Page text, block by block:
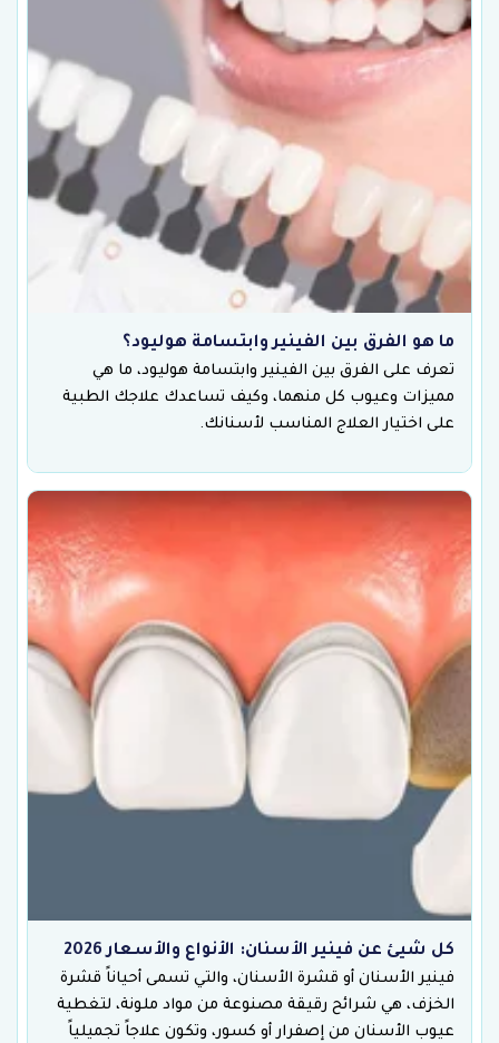
ما هو الفرق بين الفينير وابتسامة هوليود؟
تعرف على الفرق بين الفينير وابتسامة هوليود، ما هي
مميزات وعيوب كل منهما، وكيف تساعدك علاجك الطبية
على اختيار العلاج المناسب لأسنانك.
كل شيئ عن فينير الأسنان: الأنواع والأسعار 2026
فينير الأسنان أو قشرة الأسنان، والتي تسمى أحياناً قشرة
الخزف، هي شرائح رقيقة مصنوعة من مواد ملونة، لتغطية
عيوب الأسنان من إصفرار أو كسور، وتكون علاجاً تجميلياً